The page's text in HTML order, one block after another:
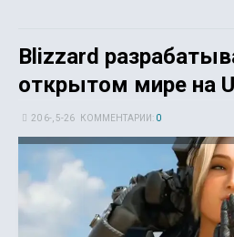
Blizzard
открытом мире на
20 6-, 5-26 КОММЕНТАРИИ: 0